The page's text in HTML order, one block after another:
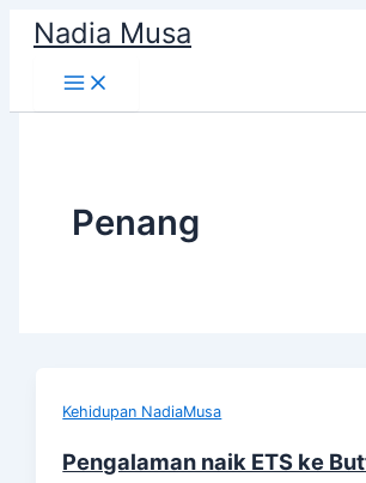
Skip
content
Nadia Musa
Penang
Kehidupan NadiaMusa
Pengalaman naik ETS ke